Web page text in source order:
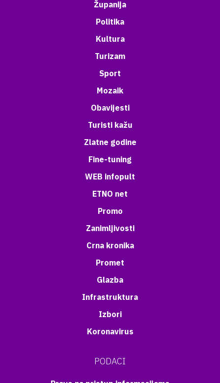
Županija
Politika
Kultura
Turizam
Sport
Mozaik
Obavijesti
Turisti kažu
Zlatne godine
Fine-tuning
WEB infopult
ETNO net
Promo
Zanimljivosti
Crna kronika
Promet
Glazba
Infrastruktura
Izbori
Koronavirus
PODACI